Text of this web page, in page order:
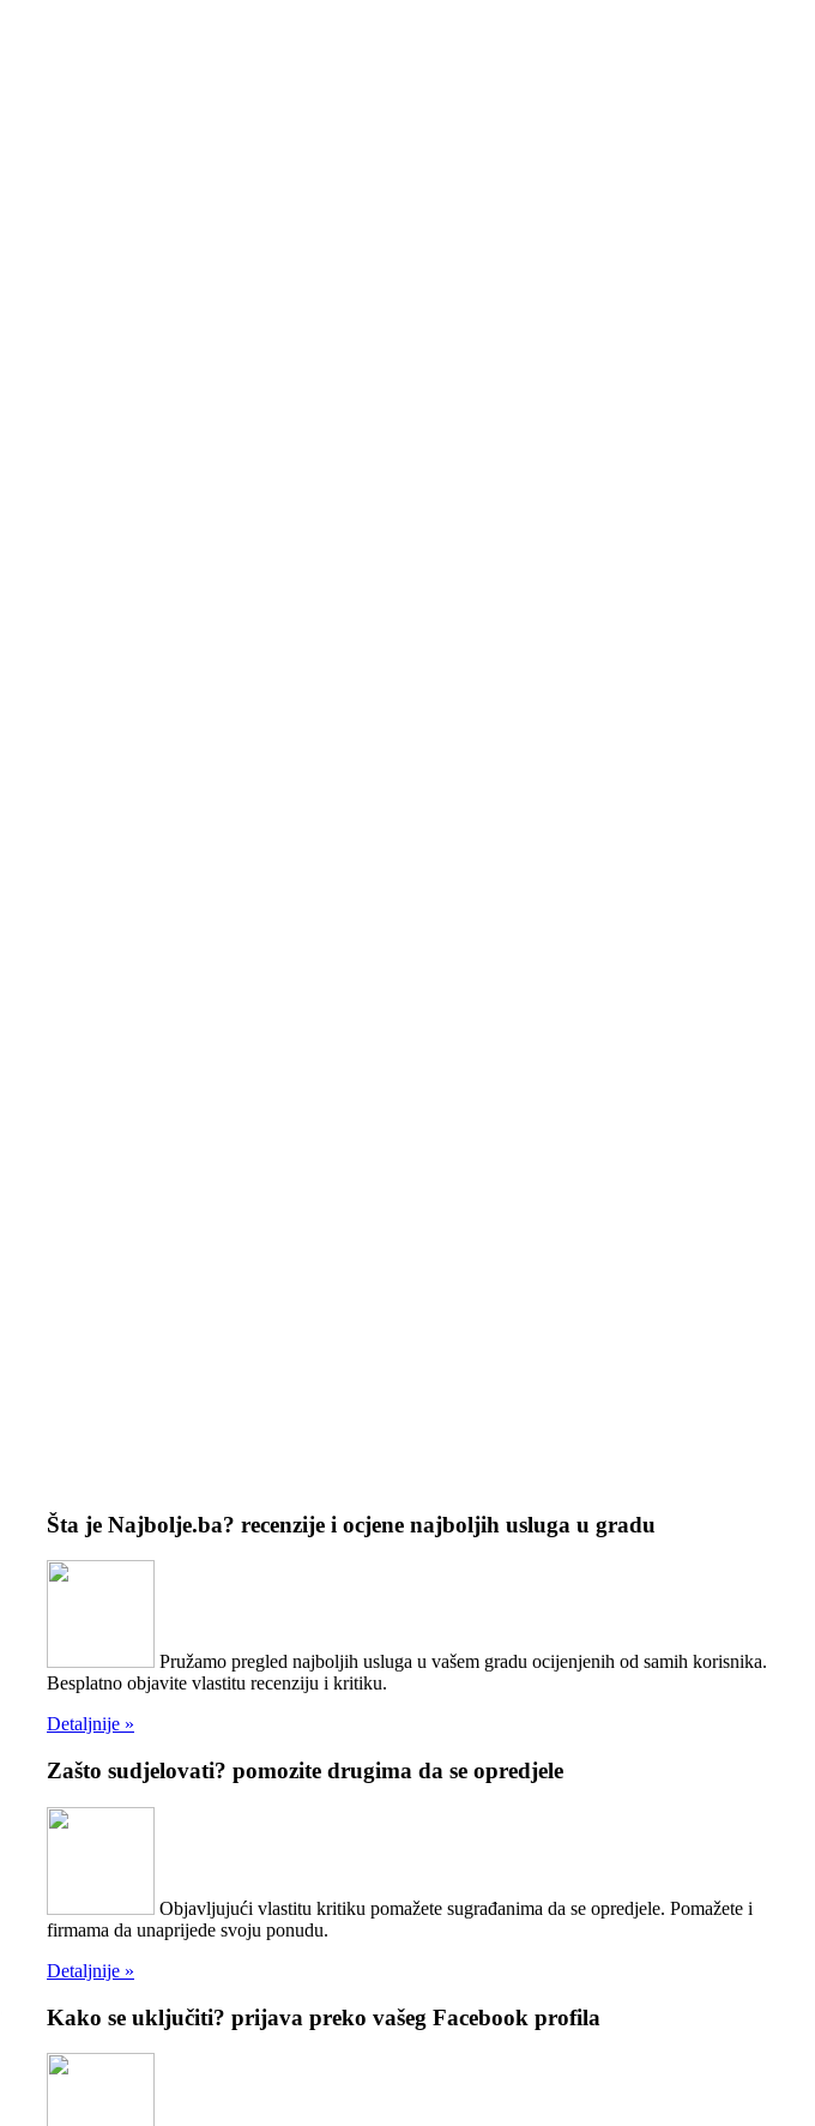
Šta je Najbolje.ba? recenzije i ocjene najboljih usluga u gradu
Pružamo pregled najboljih usluga u vašem gradu ocijenjenih od samih korisnika.
Besplatno objavite vlastitu recenziju i kritiku.
Detaljnije »
Zašto sudjelovati? pomozite drugima da se opredjele
Objavljujući vlastitu kritiku pomažete sugrađanima da se opredjele. Pomažete i
firmama da unaprijede svoju ponudu.
Detaljnije »
Kako se uključiti? prijava preko vašeg Facebook profila